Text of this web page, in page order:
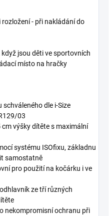
- při nakládání do
jsou děti ve sportovních
místo na hračky
dle i-Size
03
výšky dítěte s maximální
systému ISOfixu, základnu
samostatně
pro použití na kočárku i ve
ze tří různých
nekompromisní ochranu při